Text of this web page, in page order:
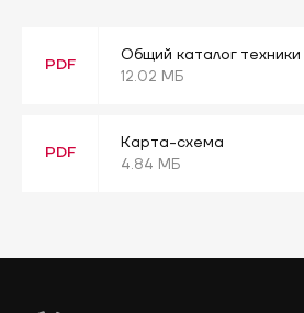
PDF
Общий каталог техники
12.02 МБ
PDF
Карта-схема
4.84 МБ